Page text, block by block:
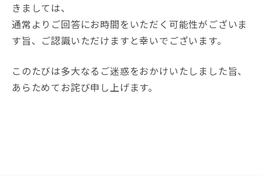
きましては、
通常よりご回答にお時間をいただく可能性がございま
す旨、ご認識いただけますと幸いでございます。
このたびは多大なるご迷惑をおかけいたしました旨、
あらためてお詫び申し上げます。